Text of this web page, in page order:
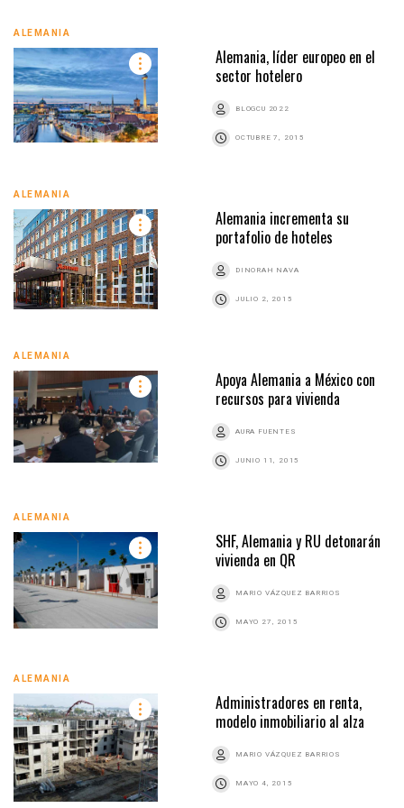
ALEMANIA
Alemania, líder europeo en el
sector hotelero
BLOGCU 2022
OCTUBRE 7, 2015
ALEMANIA
Alemania incrementa su
portafolio de hoteles
DINORAH NAVA
JULIO 2, 2015
ALEMANIA
Apoya Alemania a México con
recursos para vivienda
AURA FUENTES
JUNIO 11, 2015
ALEMANIA
SHF, Alemania y RU detonarán
vivienda en QR
MARIO VÁZQUEZ BARRIOS
MAYO 27, 2015
ALEMANIA
Administradores en renta,
modelo inmobiliario al alza
MARIO VÁZQUEZ BARRIOS
MAYO 4, 2015